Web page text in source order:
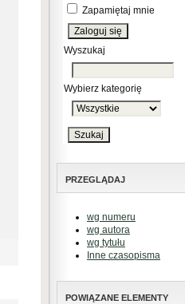
Zapamiętaj mnie
Wyszukaj
Wybierz kategorię
PRZEGLĄDAJ
wg numeru
wg autora
wg tytułu
Inne czasopisma
POWIĄZANE ELEMENTY